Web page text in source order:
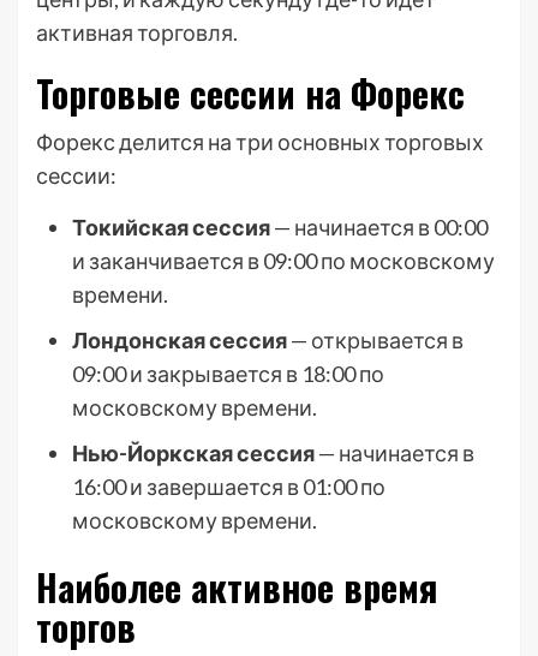
активная торговля.
Торговые сессии на Форекс
Форекс делится на три основных торговых
сессии:
Токийская сессия— начинается в 00:00
и заканчивается в 09:00 по московскому
времени.
Лондонская сессия— открывается в
09:00 и закрывается в 18:00 по
московскому времени.
Нью-Йоркская сессия— начинается в
16:00 и завершается в 01:00 по
московскому времени.
Наиболее активное время
торгов